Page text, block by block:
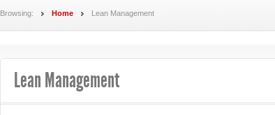
Browsing: Home Lean Management
Lean Management